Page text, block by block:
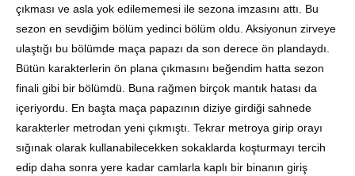
çıkması ve asla yok edilememesi ile sezona imzasını attı. Bu
sezon en sevdiğim bölüm yedinci bölüm oldu. Aksiyonun zirveye
ulaştığı bu bölümde maça papazı da son derece ön plandaydı.
Bütün karakterlerin ön plana çıkmasını beğendim hatta sezon
finali gibi bir bölümdü. Buna rağmen birçok mantık hatası da
içeriyordu. En başta maça papazının diziye girdiği sahnede
karakterler metrodan yeni çıkmıştı. Tekrar metroya girip orayı
sığınak olarak kullanabilecekken sokaklarda koşturmayı tercih
edip daha sonra yere kadar camlarla kaplı bir binanın giriş